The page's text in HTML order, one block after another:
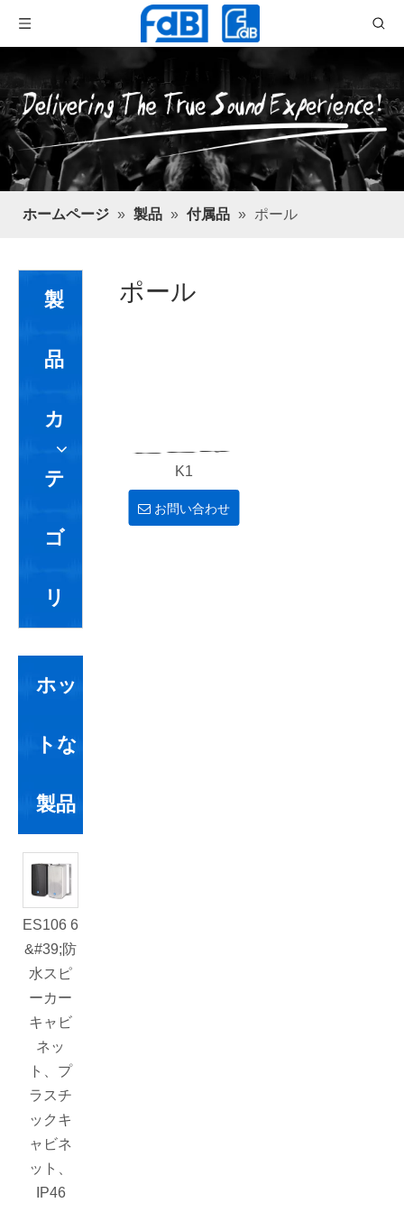
ホームページ » 製品 » 付属品 » ポール
製
品
カ
テ
ゴ
リ
ホッ
トな
製品
ES106 6
&#39;防
水スピ
ーカー
キャビ
ネッ
ト、プ
ラスチ
ックキ
ャビネ
ット、
IP46
ポール
K1
お問い合わせ